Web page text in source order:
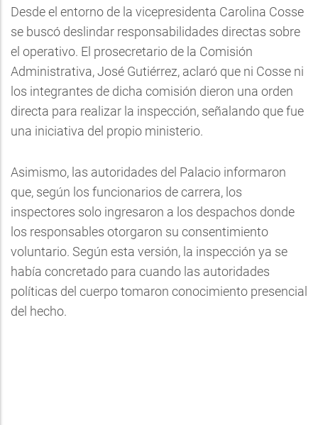
Desde el entorno de la vicepresidenta Carolina Cosse
se buscó deslindar responsabilidades directas sobre
el operativo. El prosecretario de la Comisión
Administrativa, José Gutiérrez, aclaró que ni Cosse ni
los integrantes de dicha comisión dieron una orden
directa para realizar la inspección, señalando que fue
una iniciativa del propio ministerio.
Asimismo, las autoridades del Palacio informaron
que, según los funcionarios de carrera, los
inspectores solo ingresaron a los despachos donde
los responsables otorgaron su consentimiento
voluntario. Según esta versión, la inspección ya se
había concretado para cuando las autoridades
políticas del cuerpo tomaron conocimiento presencial
del hecho.